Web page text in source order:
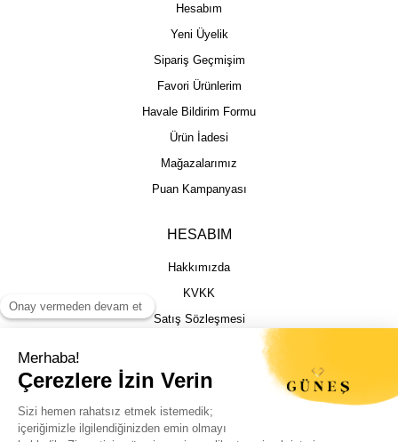
Hesabım
Yeni Üyelik
Sipariş Geçmişim
Favori Ürünlerim
Havale Bildirim Formu
Ürün İadesi
Mağazalarımız
Puan Kampanyası
HESABIM
Hakkımızda
KVKK
Satış Sözleşmesi
İptal İade Şartları
Kargo Takibi